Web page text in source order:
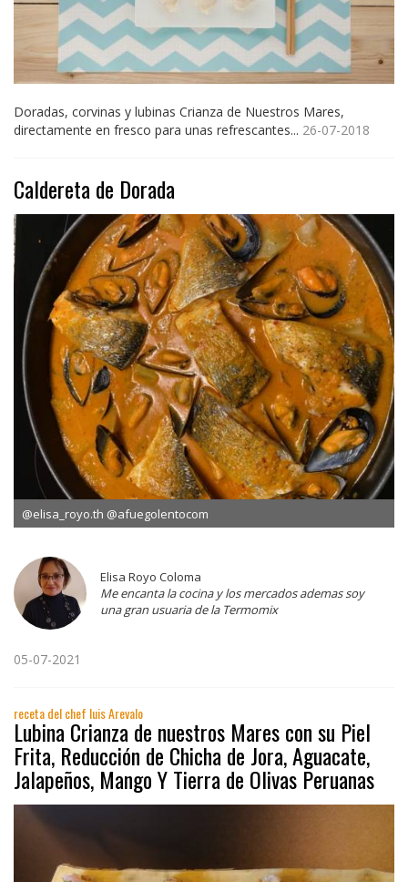
Doradas, corvinas y lubinas Crianza de Nuestros Mares,
directamente en fresco para unas refrescantes... 26-07-2018
Caldereta de Dorada
@elisa_royo.th @afuegolentocom
Elisa Royo Coloma
Me encanta la cocina y los mercados ademas soy
una gran usuaria de la Termomix
05-07-2021
receta del chef luis Arevalo
Lubina Crianza de nuestros Mares con su Piel
Frita, Reducción de Chicha de Jora, Aguacate,
Jalapeños, Mango Y Tierra de Olivas Peruanas